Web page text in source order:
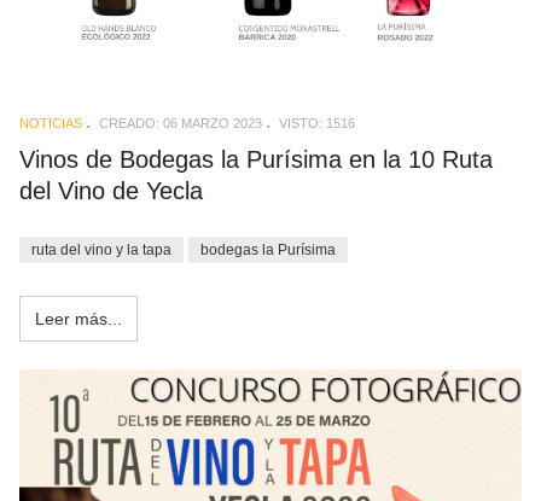
NOTICIAS CREADO: 06 MARZO 2023 VISTO: 1516
Vinos de Bodegas la Purísima en la 10 Ruta
del Vino de Yecla
ruta del vino y la tapa bodegas la Purísima
Leer más...